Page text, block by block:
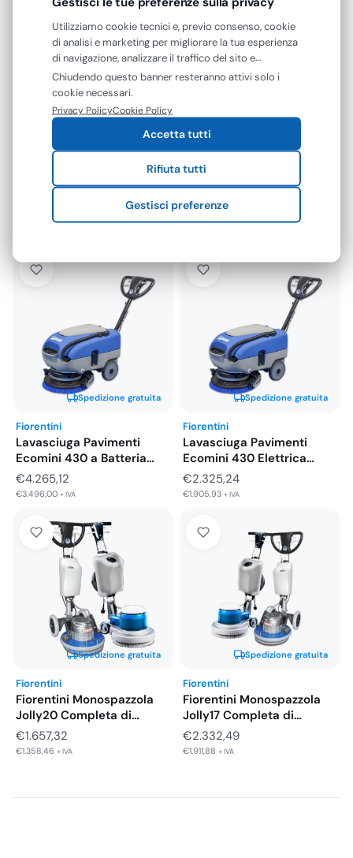
Spedizione gratuita
Lavasciuga Pavimenti I16 a
Batteria Uomo a Terra…
7.437,30
Fiorentini
Lavasciuga Pavimenti I16
Elettrica Uomo a Terra
1640…
Spedizione gratuita
Fiorentini
Lavasciuga Pavimenti
Ecomini 430 a Batteria
Uomo a…
€4.265,12
€3.496,00 + IVA
Spedizione gratuita
Fiorentini
Lavasciuga Pavimenti
Ecomini 430 Elettrica
Uomo a Terra…
€2.325,24
€1.905,93 + IVA
Spedizione gratuita
Fiorentini
Fiorentini Monospazzola
Jolly20 Completa di
Serbatoio e Spazzola…
€1.657,32
€1.358,46 + IVA
Spedizione gratuita
Fiorentini
Fiorentini Monospazzola
Jolly17 Completa di
Serbatoio e Spazzola…
€2.332,49
€1.911,88 + IVA
Utilizziamo cookie tecnici e, previo consenso, cookie
di analisi e marketing per migliorare la tua esperienza
di navigazione, analizzare il traffico del sito e
mostrarti contenuti e pubblicità personalizzati. Puoi
accettare tutti i cookie oppure gestire le tue
preferenze. Puoi modificare o revocare il consenso in
qualsiasi momento.
Chiudendo questo banner resteranno attivi solo i
cookie necessari.
Privacy PolicyCookie Policy
Accetta tutti
Rifiuta tutti
Gestisci preferenze